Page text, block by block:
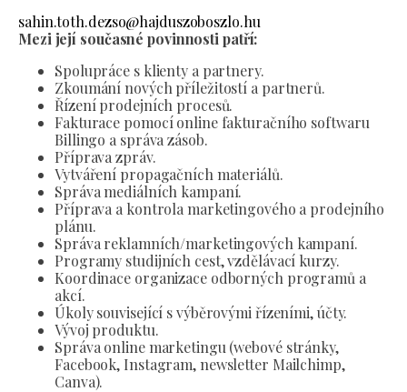
sahin.toth.dezso@hajduszoboszlo.hu
Mezi její současné povinnosti patří:
Spolupráce s klienty a partnery.
Zkoumání nových příležitostí a partnerů.
Řízení prodejních procesů.
Fakturace pomocí online fakturačního softwaru
Billingo a správa zásob.
Příprava zpráv.
Vytváření propagačních materiálů.
Správa mediálních kampaní.
Příprava a kontrola marketingového a prodejního
plánu.
Správa reklamních/marketingových kampaní.
Programy studijních cest, vzdělávací kurzy.
Koordinace organizace odborných programů a
akcí.
Úkoly související s výběrovými řízeními, účty.
Vývoj produktu.
Správa online marketingu (webové stránky,
Facebook, Instagram, newsletter Mailchimp,
Canva).